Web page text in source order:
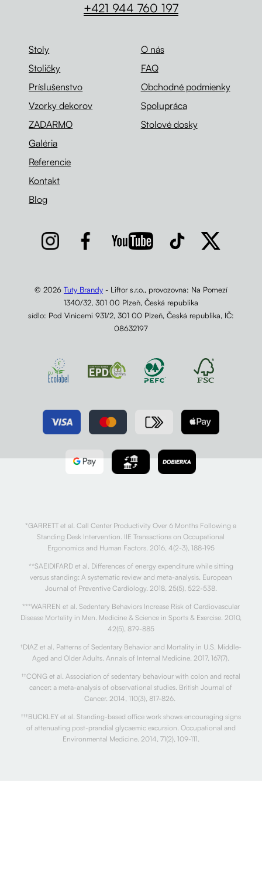
Stoly
Stoličky
Príslušenstvo
Vzorky dekorov
ZADARMO
Galéria
Referencie
Kontakt
Blog
O nás
FAQ
Obchodné podmienky
Spolupráca
Stolové dosky
+421 944 760 197
© 2026 Tuty Brandy- Liftor s.r.o., provozovna: Na Pomezí
1340/32, 301 00 Plzeň, Česká republika
sídlo: Pod Vinicemi 931/2, 301 00 Plzeň, Česká republika, IČ:
08632197
*GARRETT et al. Call Center Productivity Over 6 Months Following a
Standing Desk Intervention. IIE Transactions on Occupational
Ergonomics and Human Factors. 2016, 4(2-3), 188-195
**SAEIDIFARD et al. Differences of energy expenditure while sitting
versus standing: A systematic review and meta-analysis. European
Journal of Preventive Cardiology. 2018, 25(5), 522-538.
***WARREN et al. Sedentary Behaviors Increase Risk of Cardiovascular
Disease Mortality in Men. Medicine & Science in Sports & Exercise. 2010,
42(5), 879-885
†DIAZ et al. Patterns of Sedentary Behavior and Mortality in U.S. Middle-
Aged and Older Adults. Annals of Internal Medicine. 2017, 167(7).
††CONG et al. Association of sedentary behaviour with colon and rectal
cancer: a meta-analysis of observational studies. British Journal of
Cancer. 2014, 110(3), 817-826.
†††BUCKLEY et al. Standing-based office work shows encouraging signs
of attenuating post-prandial glycaemic excursion. Occupational and
Environmental Medicine. 2014, 71(2), 109-111.